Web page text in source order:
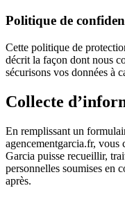
Politique de
Cette politique de
décrit la façon dont nous
sécurisons vos données à
Collecte
En remplissant un
agencementgarcia.fr, vous
Garcia puisse recueillir,
personnelles soumises en
après.